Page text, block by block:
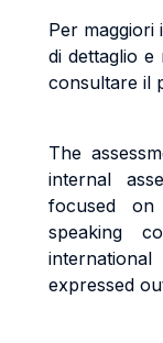
Per
di dettaglio
consultare il
The
internal
focused on
speaking
expressed